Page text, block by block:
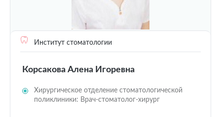
Институт стоматологии
Корсакова Алена Игоревна
Хирургическое отделение стоматологической
поликлиники: Врач-стоматолог-хирург